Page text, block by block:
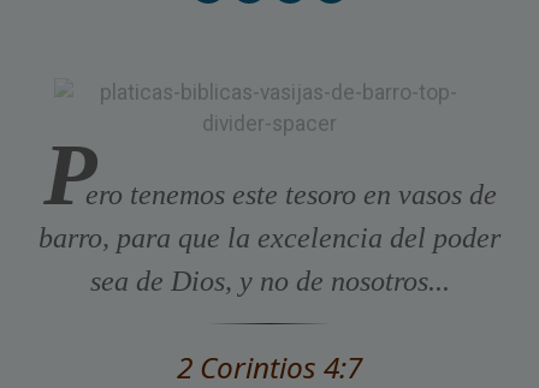
Pero tenemos este tesoro en vasos de
barro, para que la excelencia del poder
sea de Dios, y no de nosotros...
2 Corintios 4:7